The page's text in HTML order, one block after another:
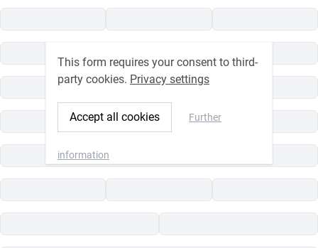
This form requires your consent to third-
party cookies. Privacy settings
Accept all cookies Further
information